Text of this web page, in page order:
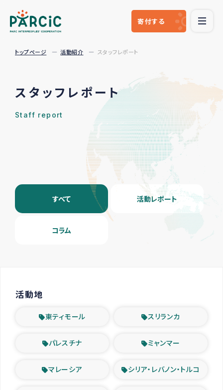
寄付する
トップページ 活動紹介 スタッフレポート
スタッフレポート
Staff report
すべて 活動レポート
コラム
活動地
東ティモール スリランカ
パレスチナ ミャンマー
マレーシア シリア・レバノン・トルコ